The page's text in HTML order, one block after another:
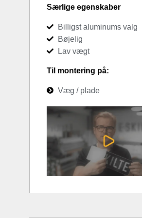
Særlige egenskaber
Billigst aluminums valg
Bøjelig
Lav vægt
Til montering på:
Væg / plade